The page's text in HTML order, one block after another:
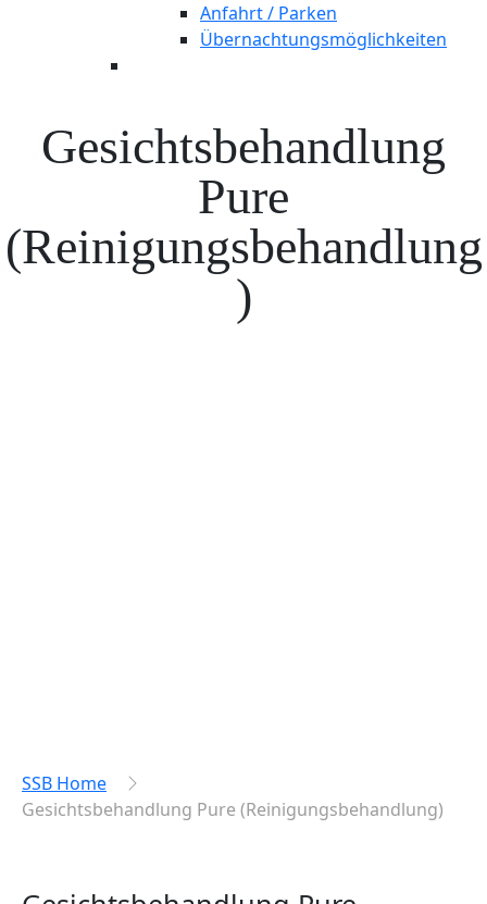
Anfahrt / Parken
Übernachtungsmöglichkeiten
Gesichtsbehandlung
Pure
(Reinigungsbehandlung
)
SSB Home
Gesichtsbehandlung Pure (Reinigungsbehandlung)